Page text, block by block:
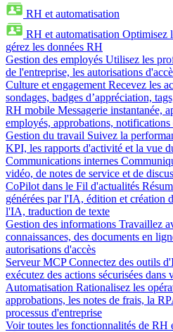
RH et automatisation
RH et automatisation Optimisez
gérez les données RH
Gestion des employés Utilisez les
de l'entreprise, les autorisations
Culture et engagement Recevez les
sondages, badges d’appréciation,
RH mobile Messagerie instantanée,
employés, approbations, notifications
Gestion du travail Suivez la
KPI, les rapports d'activité et la vue
Communications internes
vidéo, de notes de service et de
CoPilot dans le Fil d'actualités
générées par l'IA, édition et création
l'IA, traduction de texte
Gestion des informations Travaillez
connaissances, des documents en
autorisations d'accès
Serveur MCP Connectez des outils
exécutez des actions sécurisées dans
Automatisation Rationalisez les
approbations, les notes de frais, la
processus d'entreprise
Voir toutes les fonctionnalités de RH